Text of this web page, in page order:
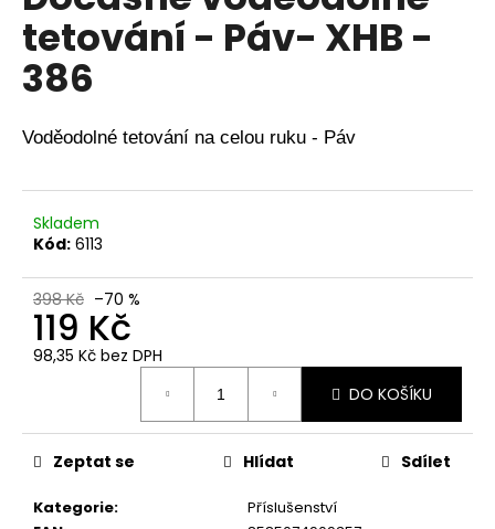
0,0
z
5
hvězdiček.
tetování - Páv- XHB -
386
Voděodolné tetování na celou ruku - Páv
Skladem
Kód: 6113
398 Kč –70 %
119 Kč
98,35 Kč bez DPH
DO KOŠÍKU
Kategorie:
Příslušenství
Zeptat se Hlídat Sdílet
a
j
í
?
D
o
u
č
u